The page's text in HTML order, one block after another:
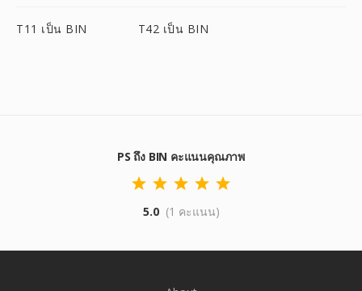
T11 เป็น BIN T42 เป็น BIN
PS ถึง BIN คะแนนคุณภาพ
5.0 (1 คะแนน)